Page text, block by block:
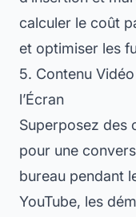
calculer le coût
et optimiser les
5. Contenu
l’Écran
Superposez des
pour une
bureau pendant
YouTube, les